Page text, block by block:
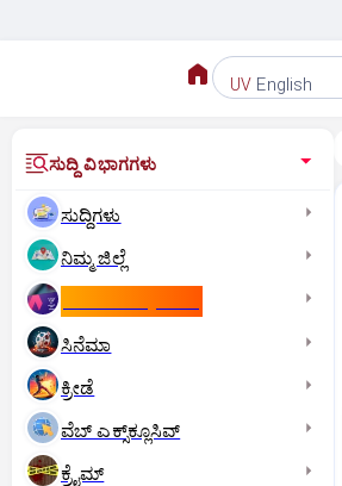
UV English
ಸುದ್ದಿ ವಿಭಾಗಗಳು
ಸುದ್ದಿಗಳು
ನಿಮ್ಮ ಜಿಲ್ಲೆ
ಸಿನೆಮಾ
ಕ್ರೀಡೆ
ವೆಬ್ ಎಕ್ಸ್‌ಕ್ಲೂಸಿವ್
ಕ್ರೈಮ್